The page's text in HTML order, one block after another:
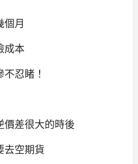
個月
成本
忍睹！
價差很大的時後
去空期貨